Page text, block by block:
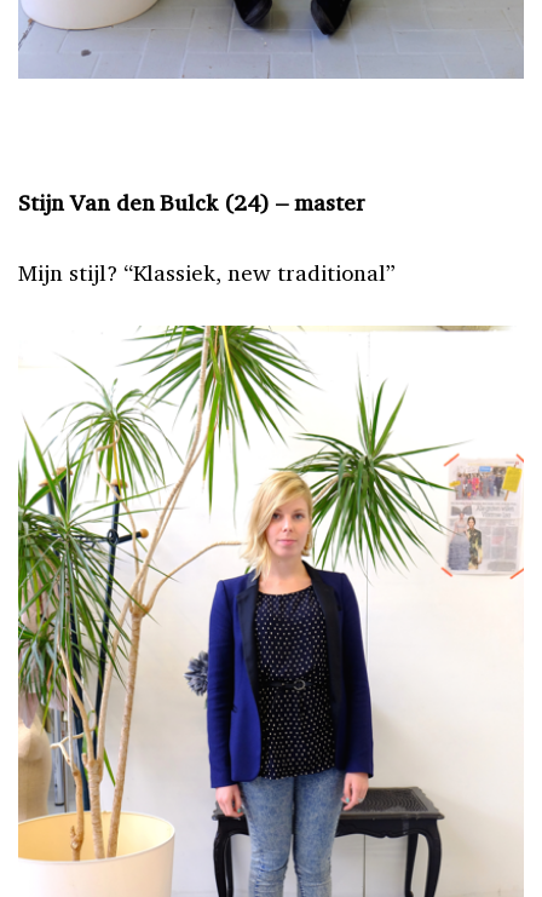
Stijn Van den Bulck (24) – master
Mijn stijl? “Klassiek, new traditional”